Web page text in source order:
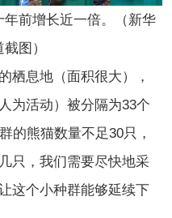
前增长近一倍。（新华
图）
栖息地（面积很大），
为活动）被分隔为33个
的熊猫数量不足30只，
只，我们需要尽快地采
这个小种群能够延续下